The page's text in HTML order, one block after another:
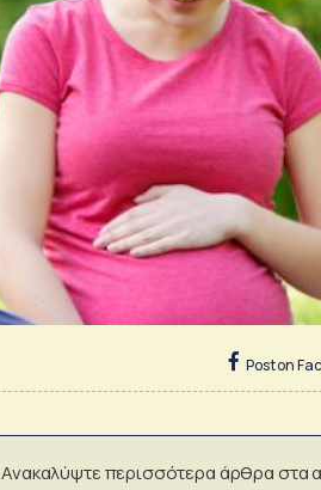
Post on
Ανακαλύψτε περισσότερα άρθρα στα